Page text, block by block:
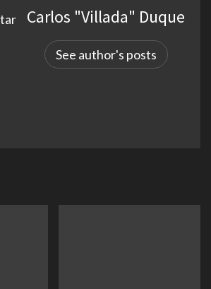
Carlos "Villada" Duque
See author's posts